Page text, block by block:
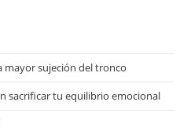
sujeción del tronco
sacrificar tu equilibrio emocional